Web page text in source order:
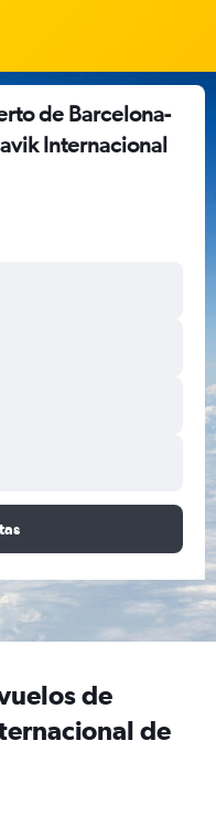
de Barcelona-
Internacional
de
de